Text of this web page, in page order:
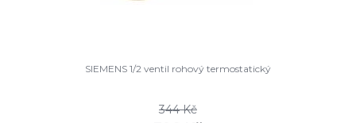
SIEMENS 1/2 ventil rohový termostatický
344 Kč